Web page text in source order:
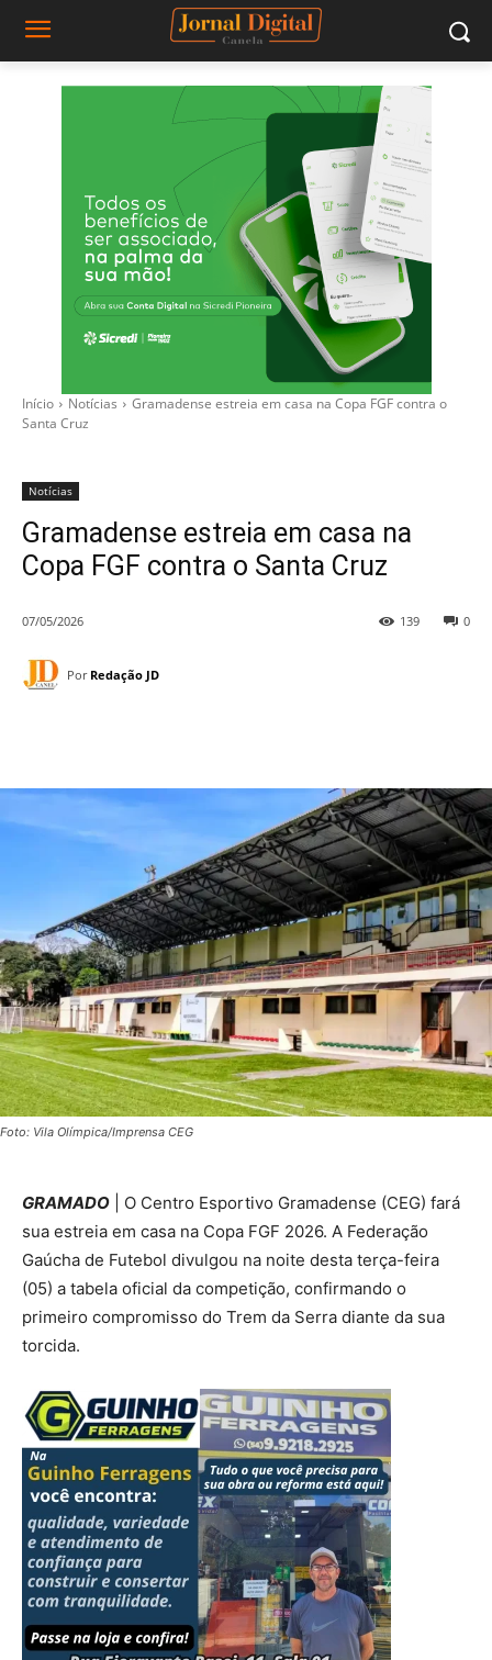
Início Notícias
Gramadense estreia em casa na Copa FGF contra o
Santa Cruz
Notícias
Gramadense estreia em casa na
Copa FGF contra o Santa Cruz
07/05/2026 0
139
Por Redação JD
Foto: Vila Olímpica/Imprensa CEG
GRAMADO | O Centro Esportivo Gramadense (CEG) fará
sua estreia em casa na Copa FGF 2026. A Federação
Gaúcha de Futebol divulgou na noite desta terça-feira
(05) a tabela oficial da competição, confirmando o
primeiro compromisso do Trem da Serra diante da sua
torcida.